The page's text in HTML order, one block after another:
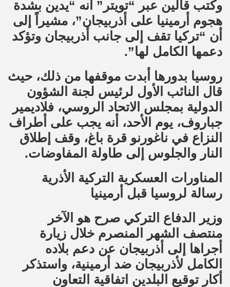
وكتب قالين عبر “تويتر” أنه “يدين بشدة
هجوم أرمينيا على أذربيجان”، مشيراً إلى
أن “تركيا تقف إلى جانب أذربيجان وتؤكد
دعمها الكامل لها”.
روسيا بدورها أبدت موقفها من ذلك، حيث
قال النائب الأول لرئيس لجنة الشؤون
الدولية بمجلس الاتحاد الروسي، فلاديمير
جباروف، يوم الأحد، أنه يجب على أطراف
النزاع في ناغورنو قرة باغ، وقف إطلاق
النار والجلوس إلى طاولة المفاوضات.
المناورات العسكرية التركية الأذرية
رسالة لروسيا قبل أرمينيا
وزير الدفاع التركي صرح هو الآخر
منتصف الشهر المنصرم خلال زيارة
أجراها إلى أذربيجان عن دعم بلاده
الكامل لأذربيجان ضد أرمينية، واستذكر
أكار توقيع البلدين اتفاقية التعاون